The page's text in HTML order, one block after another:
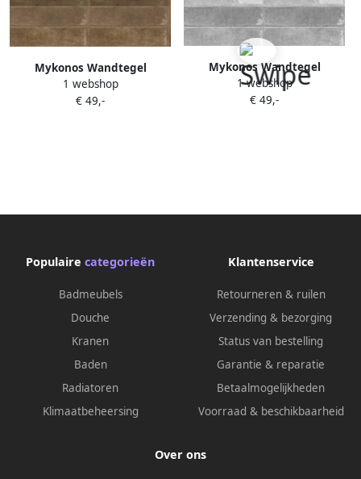
Mykonos Wandtegel
Mallorca 7.5x30 cm Brown
1 webshop
€ 49,-
Mykonos Wandtegel
Mallorca 7.5x30 cm Steel
1 webshop
€ 49,-
Populaire categorieën
Badmeubels
Douche
Kranen
Baden
Radiatoren
Klimaatbeheersing
Klantenservice
Retourneren & ruilen
Verzending & bezorging
Status van bestelling
Garantie & reparatie
Betaalmogelijkheden
Voorraad & beschikbaarheid
Over ons